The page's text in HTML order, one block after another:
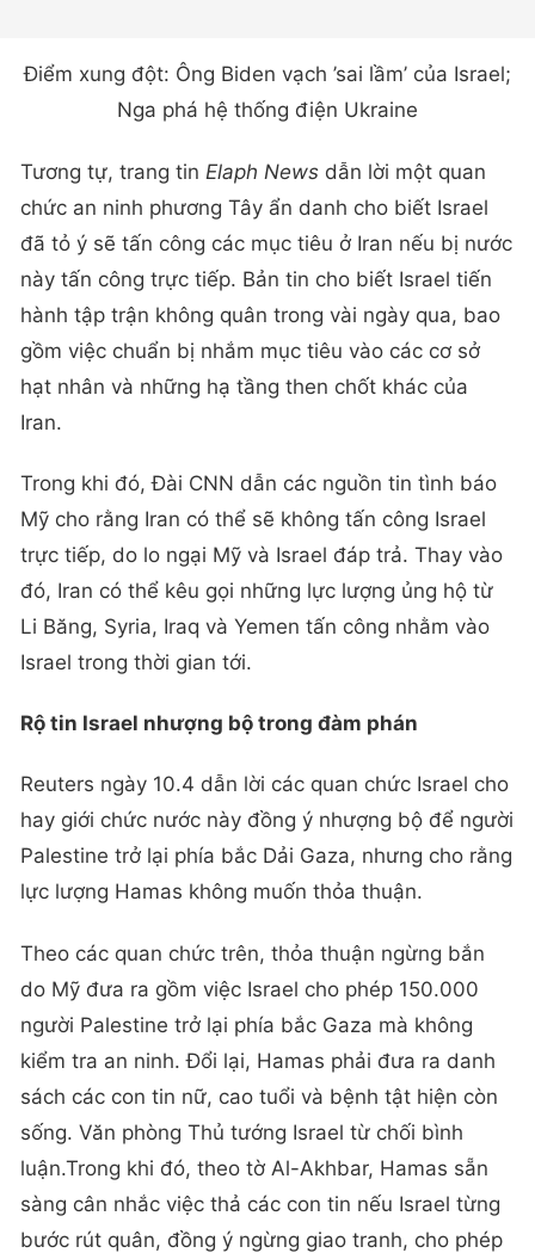
Điểm xung đột: Ông Biden vạch ’sai lầm’ của Israel;
Nga phá hệ thống điện Ukraine
Tương tự, trang tin Elaph News dẫn lời một quan
chức an ninh phương Tây ẩn danh cho biết Israel
đã tỏ ý sẽ tấn công các mục tiêu ở Iran nếu bị nước
này tấn công trực tiếp. Bản tin cho biết Israel tiến
hành tập trận không quân trong vài ngày qua, bao
gồm việc chuẩn bị nhắm mục tiêu vào các cơ sở
hạt nhân và những hạ tầng then chốt khác của
Iran.
Trong khi đó, Đài CNN dẫn các nguồn tin tình báo
Mỹ cho rằng Iran có thể sẽ không tấn công Israel
trực tiếp, do lo ngại Mỹ và Israel đáp trả. Thay vào
đó, Iran có thể kêu gọi những lực lượng ủng hộ từ
Li Băng, Syria, Iraq và Yemen tấn công nhằm vào
Israel trong thời gian tới.
Rộ tin Israel nhượng bộ trong đàm phán
Reuters ngày 10.4 dẫn lời các quan chức Israel cho
hay giới chức nước này đồng ý nhượng bộ để người
Palestine trở lại phía bắc Dải Gaza, nhưng cho rằng
lực lượng Hamas không muốn thỏa thuận.
Theo các quan chức trên, thỏa thuận ngừng bắn
do Mỹ đưa ra gồm việc Israel cho phép 150.000
người Palestine trở lại phía bắc Gaza mà không
kiểm tra an ninh. Đổi lại, Hamas phải đưa ra danh
sách các con tin nữ, cao tuổi và bệnh tật hiện còn
sống. Văn phòng Thủ tướng Israel từ chối bình
luận.Trong khi đó, theo tờ Al-Akhbar, Hamas sẵn
sàng cân nhắc việc thả các con tin nếu Israel từng
bước rút quân, đồng ý ngừng giao tranh, cho phép